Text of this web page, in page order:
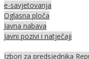
e-savjetovanja
Oglasna ploča
Javna nabava
Javni pozivi i natječaji
Izbori za predsjednika